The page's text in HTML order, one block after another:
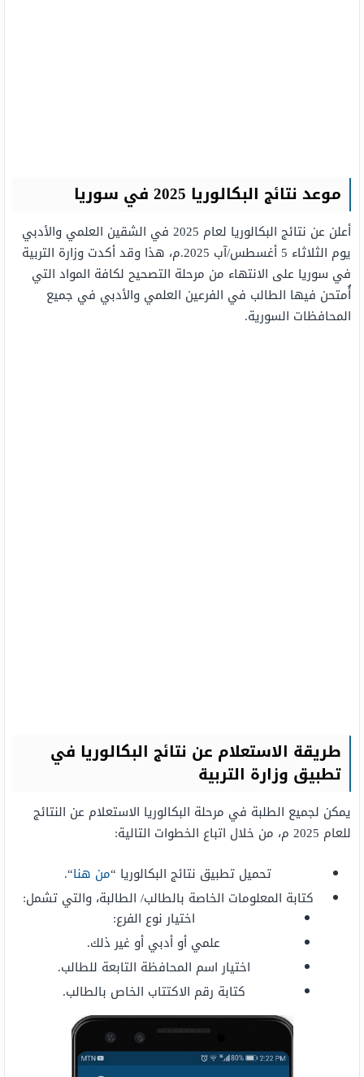
موعد نتائج البكالوريا 2025 في سوريا
أعلن عن نتائج البكالوريا لعام 2025 في الشقين العلمي والأدبي
يوم الثلاثاء 5 أغسطس/آب 2025.م، هذا وقد أكدت وزارة التربية
في سوريا على الانتهاء من مرحلة التصحيح لكافة المواد التي
أُمتحن فيها الطالب في الفرعين العلمي والأدبي في جميع
المحافظات السورية.
طريقة الاستعلام عن نتائج البكالوريا في
تطبيق وزارة التربية
يمكن لجميع الطلبة في مرحلة البكالوريا الاستعلام عن النتائج
للعام 2025 م، من خلال اتباع الخطوات التالية:
تحميل تطبيق نتائج البكالوريا “من هنا“.
كتابة المعلومات الخاصة بالطالب/ الطالبة، والتي تشمل:
اختيار نوع الفرع:
علمي أو أدبي أو غير ذلك.
اختيار اسم المحافظة التابعة للطالب.
كتابة رقم الاكتتاب الخاص بالطالب.